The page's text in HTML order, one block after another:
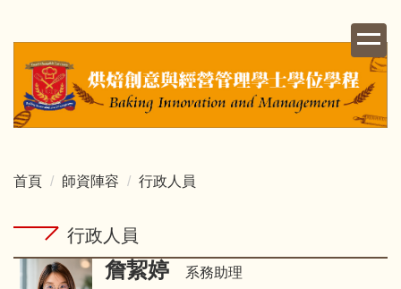
容
首頁 師資陣容 行政人員
行政人員
詹絜婷 系務助理